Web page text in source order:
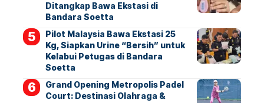
Ditangkap Bawa Ekstasi di
Bandara Soetta
Pilot Malaysia Bawa Ekstasi 25
Kg, Siapkan Urine “Bersih” untuk
Kelabui Petugas di Bandara
Soetta
Grand Opening Metropolis Padel
Court: Destinasi Olahraga &